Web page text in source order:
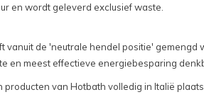
en wordt geleverd exclusief waste.
de 'neutrale hendel positie'
en meest effectieve energiebesparing
van Hotbath volledig in Italië